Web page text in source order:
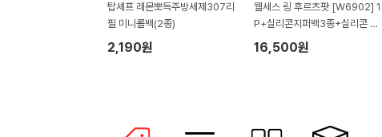
탑셰프 레몬뽀득주방세제307리
필 미니롤백(2종)
2,190원
웰세스 링 후르츠팟 [W6902] 1
P+실리콘지퍼백3종+실리콘 브
러시 설거지 수세미 일체형 고무
장갑 1P 세트
16,500원